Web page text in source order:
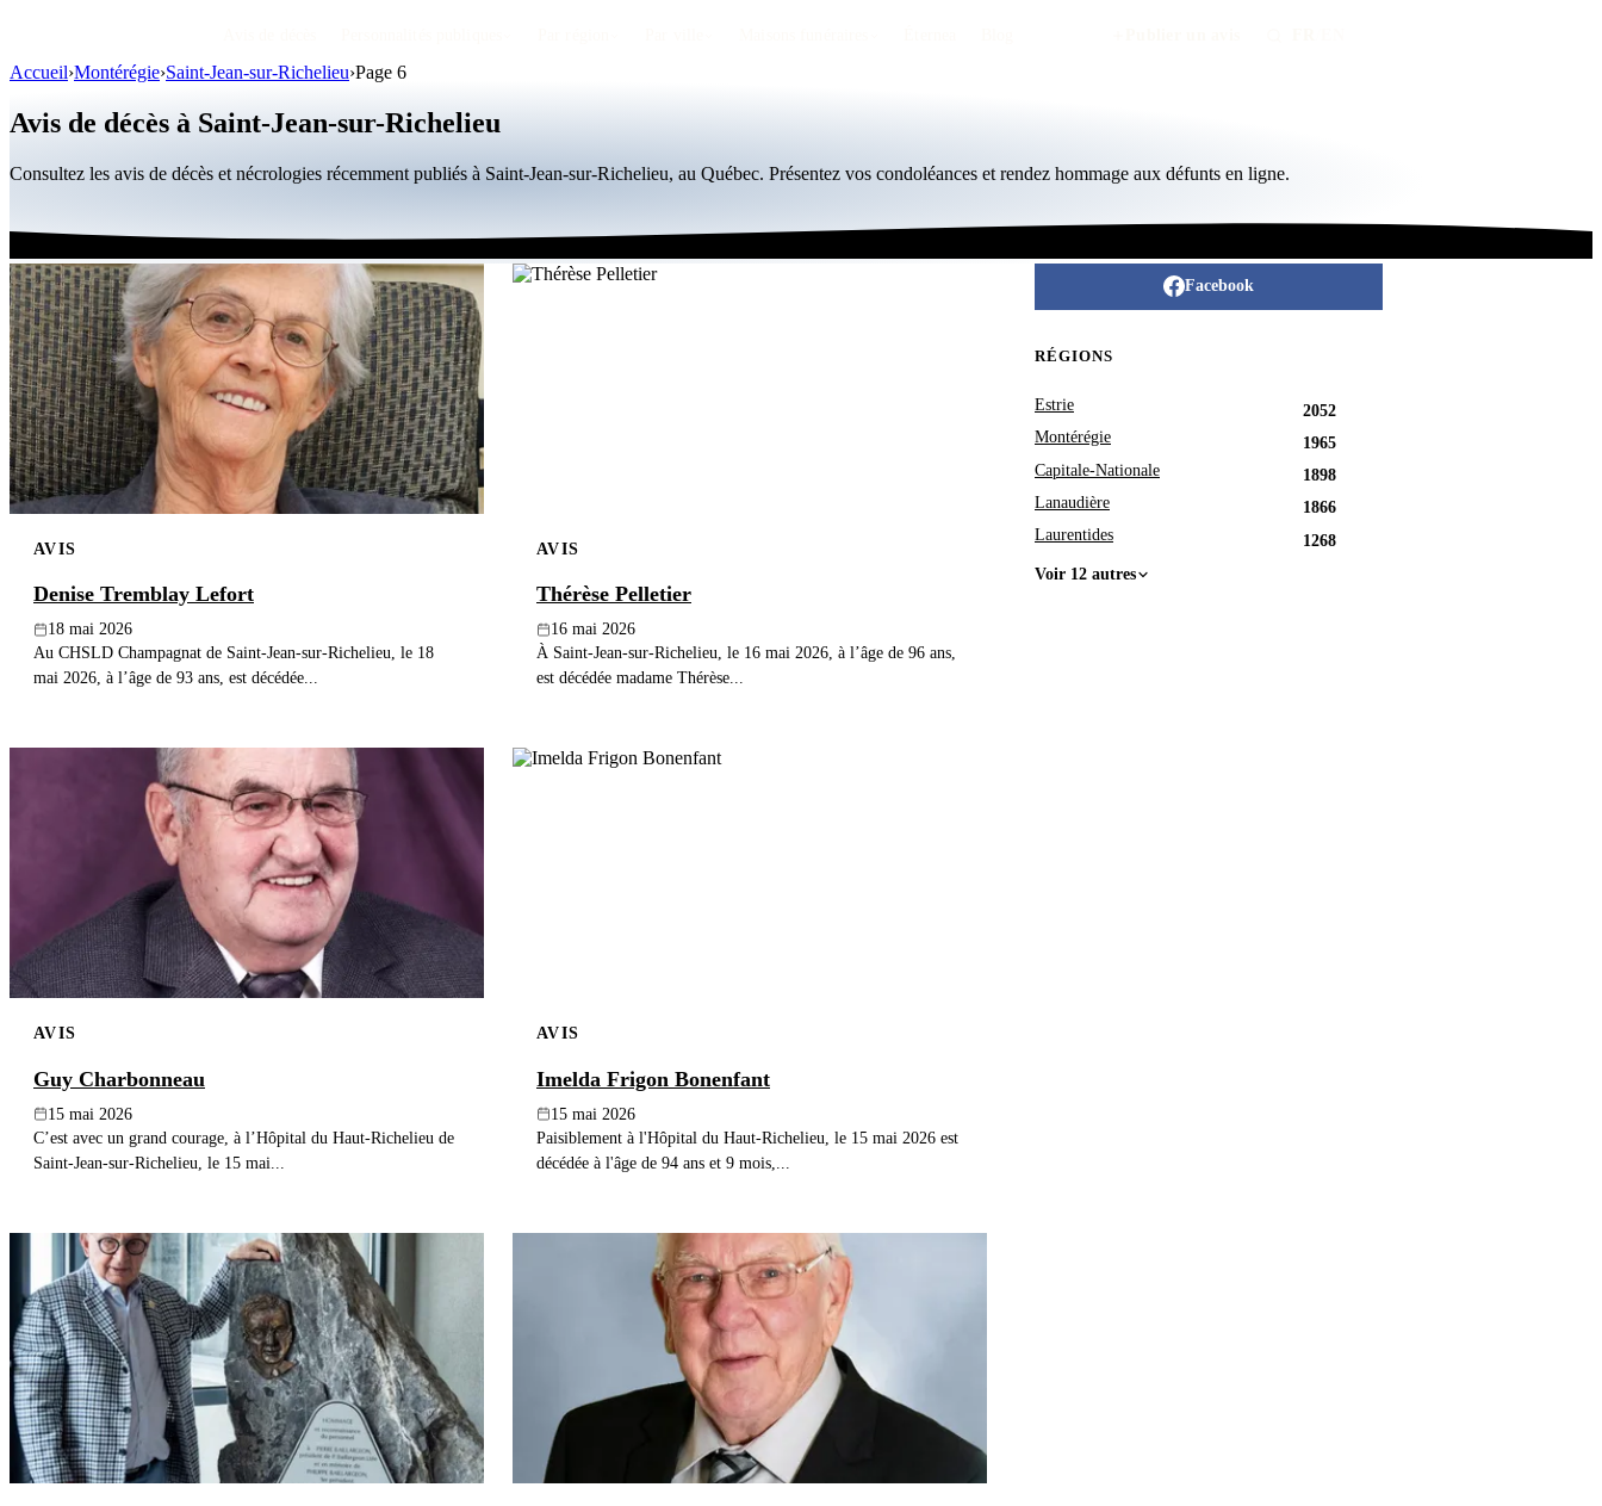
Accueil›Montérégie›Saint-Jean-sur-Richelieu›Page 6
Avis de décès à Saint-Jean-sur-Richelieu
Consultez les avis de décès et nécrologies récemment publiés à Saint-Jean-sur-Richelieu, au Québec. Présentez vos condoléances et rendez hommage aux défunts en ligne.
AVIS
Denise Tremblay Lefort
18 mai 2026
Au CHSLD Champagnat de Saint-Jean-sur-Richelieu, le 18
mai 2026, à l’âge de 93 ans, est décédée...
AVIS
Thérèse Pelletier
16 mai 2026
À Saint-Jean-sur-Richelieu, le 16 mai 2026, à l’âge de 96 ans,
est décédée madame Thérèse...
AVIS
Guy Charbonneau
15 mai 2026
C’est avec un grand courage, à l’Hôpital du Haut-Richelieu de
Saint-Jean-sur-Richelieu, le 15 mai...
AVIS
Imelda Frigon Bonenfant
15 mai 2026
Paisiblement à l'Hôpital du Haut-Richelieu, le 15 mai 2026 est
décédée à l'âge de 94 ans et 9 mois,...
Facebook
RÉGIONS
Estrie
2052
Montérégie
1965
Capitale-Nationale
1898
Lanaudière
1866
Laurentides
1268
Voir 12 autres